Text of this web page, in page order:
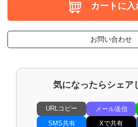
カートに入
お問い合わせ
気になったらシェア
URLコピー メール送信
SMS共有
Xで共有